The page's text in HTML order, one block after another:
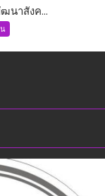
ธ.การ
นา
คมฯ
ะทรวง
ร
นา
นาสังค...